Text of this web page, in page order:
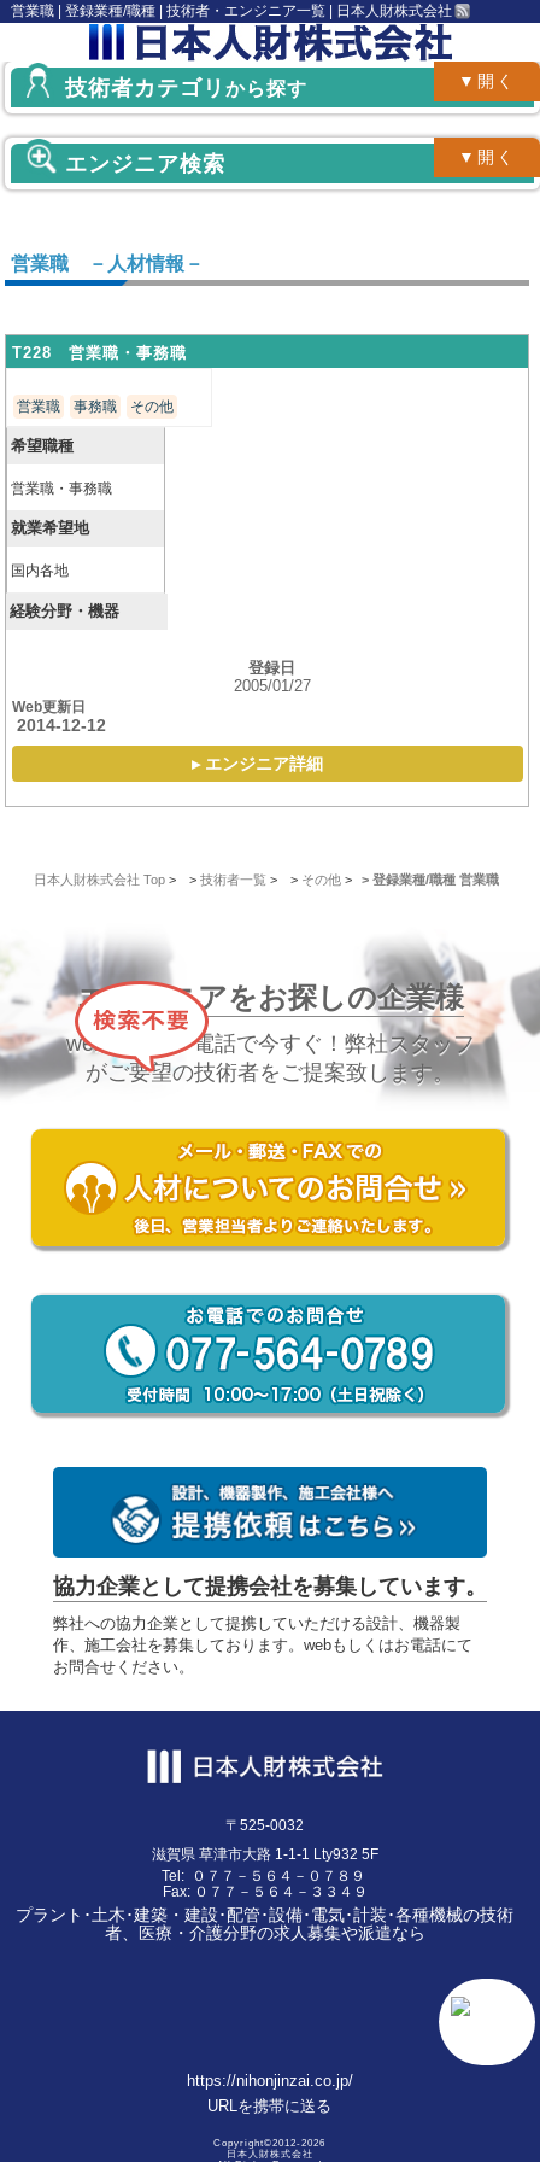
営業職 | 登録業種/職種 | 技術者・エンジニア一覧 | 日本人財株式会社
技術者カテゴリ から探す ▼開く
エンジニア検索 ▼開く
営業職 －人材情報－
T228 営業職・事務職
営業職 事務職 その他
希望職種
営業職・事務職
就業希望地
国内各地
経験分野・機器
登録日
2005/01/27
Web更新日
2014-12-12
▸ エンジニア詳細
日本人財株式会社 Top > 技術者一覧 > その他 > 登録業種/職種 営業職
エンジニアをお探しの企業様
webで簡単！電話で今すぐ！弊社スタッフ
がご要望の技術者をご提案致します。
協力企業として提携会社を募集しています。
弊社への協力企業として提携していただける設計、機器製
作、施工会社を募集しております。webもしくはお電話にて
お問合せください。
〒525-0032
滋賀県 草津市大路 1-1-1 Lty932 5F
Tel:
０７７－５６４－０７８９
Fax: ０７７－５６４－３３４９
プラント･土木･建築・建設･配管･設備･電気･計装･各種機械の技術
者、医療・介護分野の求人募集や派遣なら
https://nihonjinzai.co.jp/
URLを携帯に送る
Copyright©2012-2026
日本人財株式会社